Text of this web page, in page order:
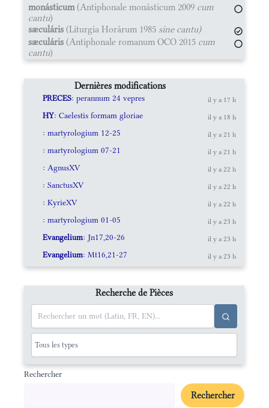
monásticum(Antiphonale monásticum 2009 cum
cantu)
sæculáris (Liturgia Horárum 1985 sine cantu)
sæculáris (Antiphonale romanum OCO 2015 cum
cantu)
Dernières modifications
PRECES: perannum 24 vepres il y a 17 h
HY: Caelestis formam gloriae il y a 18 h
: martyrologium 12-25 il y a 21 h
: martyrologium 07-21 il y a 21 h
: AgnusXV il y a 22 h
: SanctusXV il y a 22 h
: KyrieXV il y a 22 h
: martyrologium 01-05 il y a 23 h
Evangelium: Jn17,20-26 il y a 23 h
Evangelium: Mt16,21-27 il y a 23 h
Recherche de Pièces
Rechercher
Rechercher